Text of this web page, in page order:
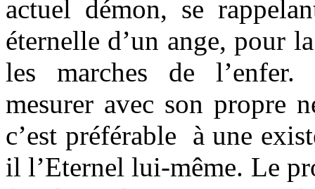
actuel démon, se
éternelle d’un ange, pour
les marches de
mesurer avec son propre
c’est préférable à une
il l’Eternel lui-même. Le